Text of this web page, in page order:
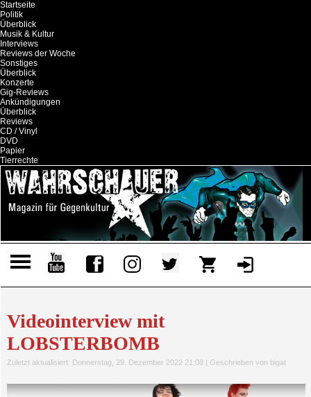
Startseite
Politik
Überblick
Musik & Kultur
Interviews
Reviews der Woche
Sonstiges
Überblick
Konzerte
Gig-Reviews
Ankündigungen
Überblick
Reviews
CD / Vinyl
DVD
Papier
Tierrechte
Videointerview mit
LOBSTERBOMB
Zuletzt aktualisiert: Donnerstag, 29. Dezember 2022 21:08| Geschrieben von bigat